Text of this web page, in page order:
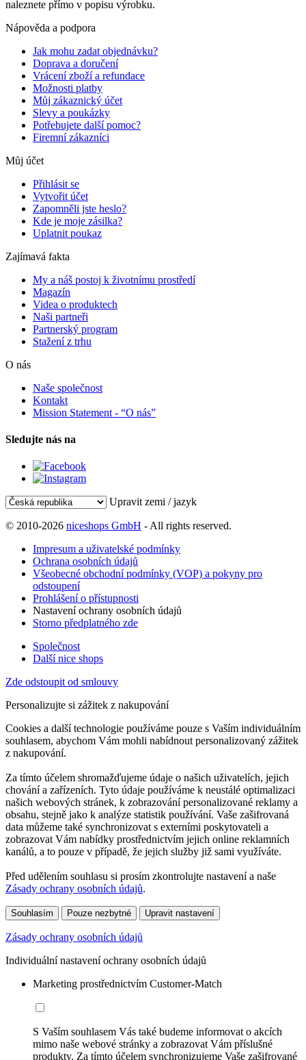
naleznete přímo v popisu výrobku.
Nápověda a podpora
Jak mohu zadat objednávku?
Doprava a doručení
Vrácení zboží a refundace
Možnosti platby
Můj zákaznický účet
Slevy a poukázky
Potřebujete další pomoc?
Firemní zákazníci
Můj účet
Přihlásit se
Vytvořit účet
Zapomněli jste heslo?
Kde je moje zásilka?
Uplatnit poukaz
Zajímavá fakta
My a náš postoj k životnímu prostředí
Magazín
Videa o produktech
Naši partneři
Partnerský program
Stažení z trhu
O nás
Naše společnost
Kontakt
Mission Statement - “O nás”
Sledujte nás na
Upravit zemi / jazyk
© 2010-2026 niceshops GmbH - All rights reserved.
Impresum a uživatelské podmínky
Ochrana osobních údajů
Všeobecné obchodní podmínky (VOP) a pokyny pro
odstoupení
Prohlášení o přístupnosti
Nastavení ochrany osobních údajů
Storno předplatného zde
Společnost
Další nice shops
Zde odstoupit od smlouvy
Personalizujte si zážitek z nakupování
Cookies a další technologie používáme pouze s Vaším individuálním
souhlasem, abychom Vám mohli nabídnout personalizovaný zážitek
z nakupování.
Za tímto účelem shromažďujeme údaje o našich uživatelích, jejich
chování a zařízeních. Tyto údaje používáme k neustálé optimalizaci
našich webových stránek, k zobrazování personalizované reklamy a
obsahu, stejně jako k analýze statistik používání. Vaše zašifrovaná
data můžeme také synchronizovat s externími poskytovateli a
zobrazovat Vám nabídky prostřednictvím jejich online reklamních
kanálů, a to pouze v případě, že jejich služby již sami využíváte.
Před udělením souhlasu si prosím zkontrolujte nastavení a naše
Zásady ochrany osobních údajů.
Souhlasím Pouze nezbytné Upravit nastavení
Zásady ochrany osobních údajů
Individuální nastavení ochrany osobních údajů
Marketing prostřednictvím Customer-Match
S Vaším souhlasem Vás také budeme informovat o akcích
mimo naše webové stránky a zobrazovat Vám příslušné
produkty. Za tímto účelem synchronizujeme Vaše zašifrované